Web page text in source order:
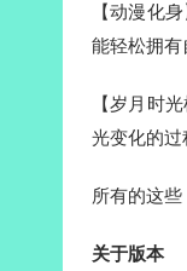
【动漫化
能轻松拥有
【岁月时
光变化的过
所有的这
关于版本